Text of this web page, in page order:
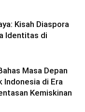
Kisah Diaspora
Identitas di
Masa Depan
Indonesia di Era
Kemiskinan